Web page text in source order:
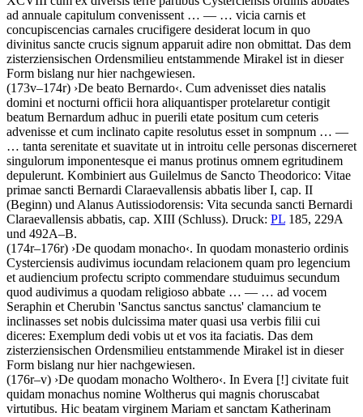
ad annuale capitulum convenissent … — … vicia carnis et
concupiscencias carnales crucifigere desiderat locum in quo
divinitus sancte crucis signum apparuit adire non obmittat. Das dem
zisterziensischen Ordensmilieu entstammende Mirakel ist in dieser
Form bislang nur hier nachgewiesen.
(173v–174r) ›De beato Bernardo‹. Cum advenisset dies natalis
domini et nocturni officii hora aliquantisper protelaretur contigit
beatum Bernardum adhuc in puerili etate positum cum ceteris
advenisse et cum inclinato capite resolutus esset in sompnum … —
… tanta serenitate et suavitate ut in introitu celle personas discerneret
singulorum imponentesque ei manus protinus omnem egritudinem
depulerunt. Kombiniert aus Guilelmus de Sancto Theodorico: Vitae
primae sancti Bernardi Claraevallensis abbatis liber I, cap. II
(Beginn) und Alanus Autissiodorensis: Vita secunda sancti Bernardi
Claraevallensis abbatis, cap. XIII (Schluss). Druck: PL 185, 229A
und 492A–B.
(174r–176r) ›De quodam monacho‹. In quodam monasterio ordinis
Cysterciensis audivimus iocundam relacionem quam pro legencium
et audiencium profectu scripto commendare studuimus secundum
quod audivimus a quodam religioso abbate … — … ad vocem
Seraphin et Cherubin 'Sanctus sanctus sanctus' clamancium te
inclinasses set nobis dulcissima mater quasi usa verbis filii cui
diceres: Exemplum dedi vobis ut et vos ita faciatis. Das dem
zisterziensischen Ordensmilieu entstammende Mirakel ist in dieser
Form bislang nur hier nachgewiesen.
(176r–v) ›De quodam monacho Wolthero‹. In Evera [!] civitate fuit
quidam monachus nomine Woltherus qui magnis choruscabat
virtutibus. Hic beatam virginem Mariam et sanctam Katherinam